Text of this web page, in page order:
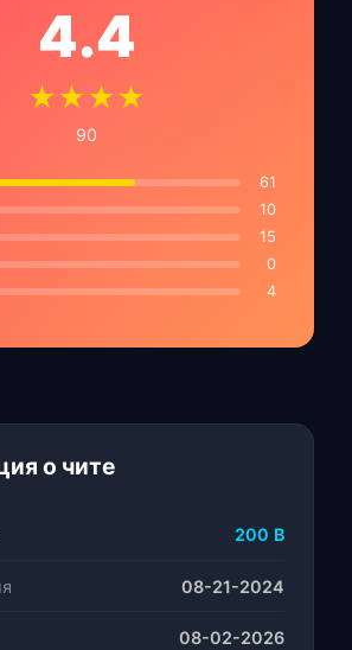
4.4
★★★★
90
61
10
15
0
4
о чите
200 B
08-21-2024
08-02-2026